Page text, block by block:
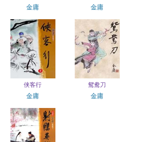
金庸 金庸
侠客行
金庸
鸳鸯刀
金庸